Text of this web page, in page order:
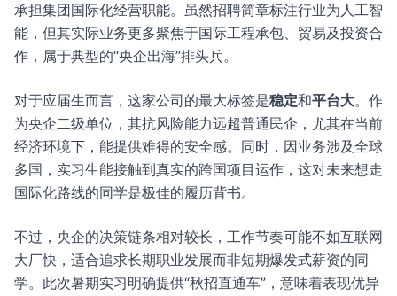
承担集团国际化经营职能。虽然招聘简章标注行业为人工智
能，但其实际业务更多聚焦于国际工程承包、贸易及投资合
作，属于典型的“央企出海”排头兵。
对于应届生而言，这家公司的最大标签是稳定和平台大。作
为央企二级单位，其抗风险能力远超普通民企，尤其在当前
经济环境下，能提供难得的安全感。同时，因业务涉及全球
多国，实习生能接触到真实的跨国项目运作，这对未来想走
国际化路线的同学是极佳的履历背书。
不过，央企的决策链条相对较长，工作节奏可能不如互联网
大厂快，适合追求长期职业发展而非短期爆发式薪资的同
学。此次暑期实习明确提供“秋招直通车”，意味着表现优异